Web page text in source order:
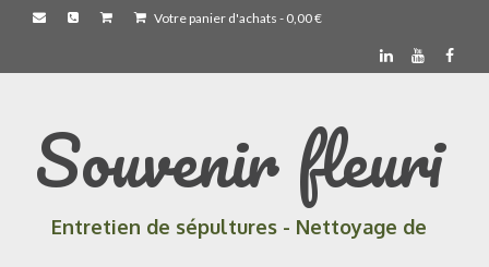
Votre panier d'achats - 0,00€
Souvenir fleuri
Entretien de sépultures - Nettoyage de